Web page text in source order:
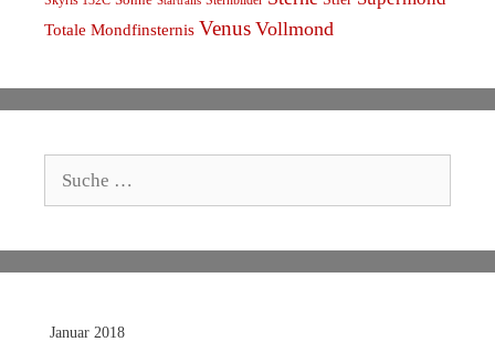
Totale Mondfinsternis Venus Vollmond
Januar 2018